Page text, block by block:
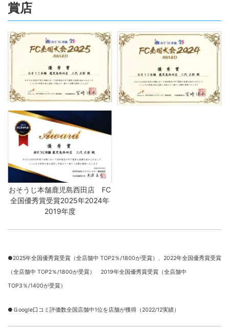
賞店
おそうじ本舗鹿児島西田店 FC
全国優秀賞受賞2025年2024年
2019年度
●2025年全国優秀賞受賞（全店舗中 TOP2％/1800が受賞）、 2022年全国優秀賞受賞
（全店舗中 TOP2％/1800が受賞） 2019年全国優秀賞受賞（全店舗中
TOP3％/1400が受賞）
●Ｇoogle口コミ評価数全国店舗中1位を店舗が獲得（2022/12実績）